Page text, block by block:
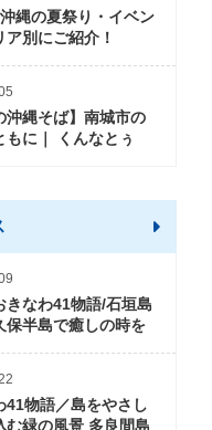
縄の夏祭り・イベン
ア別にご紹介！
沖縄そば】南城市の
もに｜ くんなとぅ
きなわ41物語/石垣島
保半島で癒しの時を
41物語／島をやさし
む緑の風景 多良間島